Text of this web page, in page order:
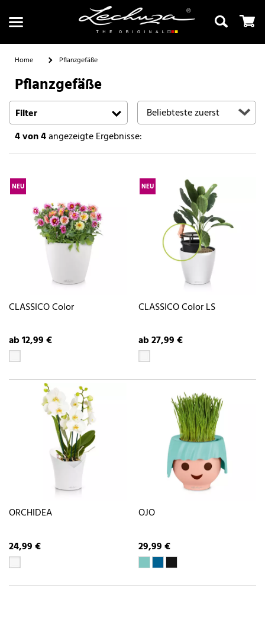
Suchen
Home Pflanzgefäße
Pflanzgefäße
Filter
4von 4angezeigte Ergebnisse:
NEU
CLASSICO Color
ab 12,99 €
NEU
CLASSICO Color LS
ab 27,99 €
ORCHIDEA
24,99 €
OJO
29,99 €